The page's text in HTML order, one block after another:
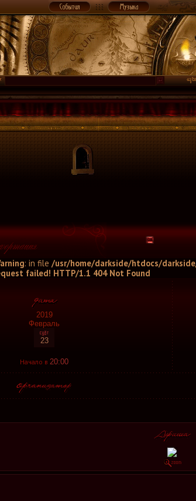
: in file /usr/home/darkside/htdocs/
failed! HTTP/1.1 404 Not Found
2019
Февраль
23
Начало в 20:00